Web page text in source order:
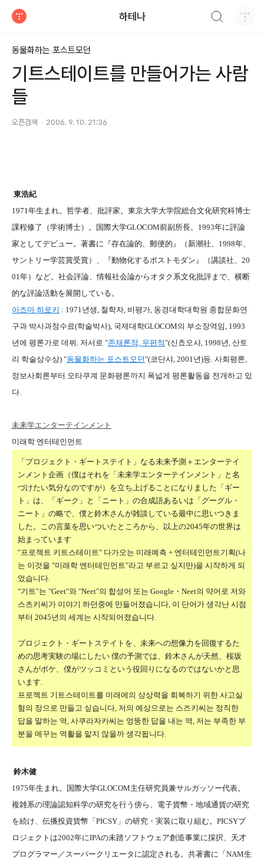
하테나
동물화하는 포스트모던
기트스테이트를 만들어가는 사람
들
오픈검색 2006. 9. 10. 21:36
東浩紀
1971年生まれ。哲学者、批評家。東京大学大学院総合文化研究科博士
課程修了（学術博士）。国際大学GLOCOM前副所長。1993年に評論
家としてデビュー。著書に『存在論的、郵便的』（新潮社、1998年、
サントリー学芸賞受賞）、『動物化するポストモダン』（講談社、20
01年）など。社会評論、情報社会論からオタク系文化批評まで、横断
的な評論活動を展開している。
아즈마 히로키 : 1971년생, 철학자, 비평가, 동경대학대학원 종합문화연
구과 박사과정수료(학술박사), 국제대학GLOCOM의 부소장역임, 1993
년에 평론가로 데뷔. 저서로 "존재론적, 우편적"(신쵸오샤, 1998년, 산토
리 학술상수상) "동물화하는 포스트모던"(코단샤, 2001년)등. 사회평론,
정보사회론부터 오타쿠계 문화평론까지 폭넓게 평론활동을 전개하고 있
다.
未来学エンターテインメント
미래학 엔터테인먼트
「プロジェクト・ギートステイト」なる未来予測＋エンターテイ
ンメント企画（僕はそれを「未来学エンターテインメント」と名
づけたい気分なのですが）を立ち上げることになりました 「ギー
ト」は、「ギーク」と「ニート」の合成語あるいは「グーグル・
ニート」の略で、僕と鈴木さんが雑談している最中に思いつきま
した。この言葉を思いついたところから、以上の2045年の世界は
始まっています
"프로젝트 키트스테이트" 다가오는 미래예측 + 엔터테인먼트기획(나
는 이것을 "미래학 엔터테인먼트"라고 부르고 싶지만)을 시작하게 되
었습니다.
"기트"는 "Geet"와 "Neet"의 합성어 또는 Google・Neet의 약어로 저와
스츠키씨가 이야기 하던중에 만들어졌습니다, 이 단어가 생각난 시점
부터 2045년의 세계는 시작되어졌습니다.
プロジェクト・ギートステイトを、未来への想像力を回復するた
めの思考実験の場にしたい 僕の予測では、鈴木さんが天然、桜坂
さんがボケ、僕がツッコミという役回りになるのではないかと思
います.
프로젝트 기트스테이트를 미래에의 상상력을 회복하기 위한 사고실
험의 장으로 만들고 싶습니다, 저의 예상으로는 스즈키씨는 정직한
답을 말하는 역, 사쿠라자카씨는 엉뚱한 답을 내는 역, 저는 부족한 부
분을 메꾸는 역활을 맡지 않을까 생각됩니다.
鈴木健
1975年生まれ。国際大学GLOCOM主任研究員兼サルガッソー代表。
複雑系の理論認知科学の研究を行う傍ら、電子貨幣・地域通貨の研究
を続け、伝播投資貨幣「PICSY」の研究・実装に取り組む。PICSYプ
ロジェクトは2002年にIPAの未踏ソフトウェア創造事業に採択、天才
プログラマー／スーパークリエータに認定される。共著書に「NAM生